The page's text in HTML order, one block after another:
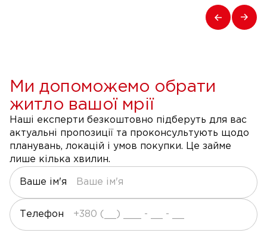
Ми допоможемо обрати
житло вашої мрії
Наші експерти безкоштовно підберуть для вас
актуальні пропозиції та проконсультують щодо
планувань, локацій і умов покупки. Це займе
лише кілька хвилин.
Ваше ім'я
Телефон